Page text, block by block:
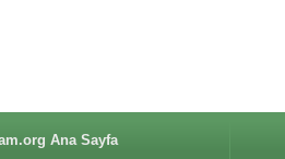
Ana Sayfa